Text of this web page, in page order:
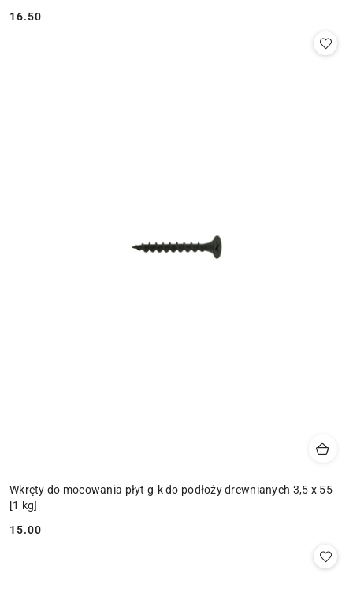
Cena:
16.50
Wkręty do mocowania płyt g-k do podłoży drewnianych 3,5 x 55
[1 kg]
Cena:
15.00